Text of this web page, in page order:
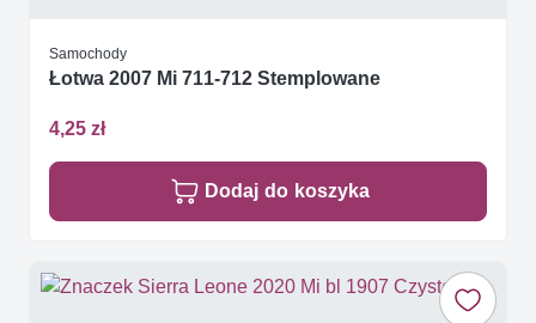
Samochody
Łotwa 2007 Mi 711-712 Stemplowane
4,25 zł
Dodaj do koszyka